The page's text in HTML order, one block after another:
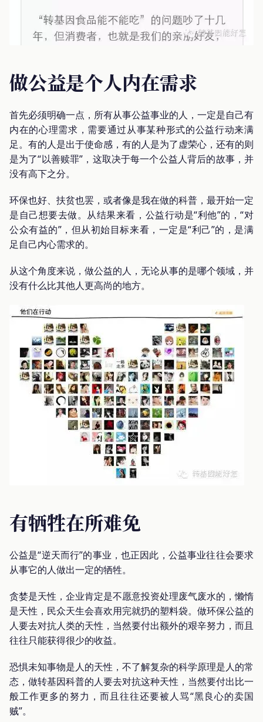
做公益是个人内在需求
首先必须明确一点，所有从事公益事业的人，一定是自己有
内在的心理需求，需要通过从事某种形式的公益行动来满
足。有的人是出于使命感，有的人是为了虚荣心，还有的则
是为了“以善赎罪”，这取决于每一个公益人背后的故事，并
没有高下之分。
环保也好、扶贫也罢，或者像是我在做的科普，最开始一定
是自己想要去做。从结果来看，公益行动是“利他”的，“对
公众有益的”，但从初始目标来看，一定是“利己”的，是满
足自己内心需求的。
从这个角度来说，做公益的人，无论从事的是哪个领域，并
没有什么比其他人更高尚的地方。
有牺牲在所难免
公益是“逆天而行”的事业，也正因此，公益事业往往会要求
从事它的人做出一定的牺牲。
贪婪是天性，企业肯定是不愿意投资处理废气废水的，懒惰
是天性，民众天生会喜欢用完就扔的塑料袋。做环保公益的
人要去对抗人类的天性，当然要付出额外的艰辛努力，而且
往往只能获得很少的收益。
恐惧未知事物是人的天性，不了解复杂的科学原理是人的常
态，做转基因科普的人要去对抗这种天性，当然要付出比一
般工作更多的努力，而且往往还要被人骂“黑良心的卖国
贼”。